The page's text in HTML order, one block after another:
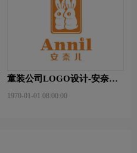
童装公司LOGO设计-安奈儿
1970-01-01 08:00:00